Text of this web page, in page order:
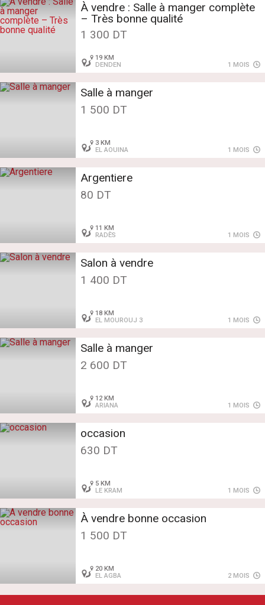
À vendre : Salle à manger complète
– Très bonne qualité
1 300 DT
19 KM
DENDEN
1 MOIS
Salle à manger
1 500 DT
3 KM
EL AOUINA
1 MOIS
Argentiere
80 DT
11 KM
RADÈS
1 MOIS
Salon à vendre
1 400 DT
18 KM
EL MOUROUJ 3
1 MOIS
Salle à manger
2 600 DT
12 KM
ARIANA
1 MOIS
occasion
630 DT
5 KM
LE KRAM
1 MOIS
À vendre bonne occasion
1 500 DT
20 KM
EL AGBA
2 MOIS